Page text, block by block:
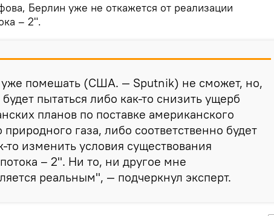
Берлин уже не откажется от реализации
– 2".
помешать (США. — Sputnik) не сможет, но,
пытаться либо как-то снизить ущерб
планов по поставке американского
газа, либо соответственно будет
то изменить условия существования
– 2". Ни то, ни другое мне
реальным", — подчеркнул эксперт.